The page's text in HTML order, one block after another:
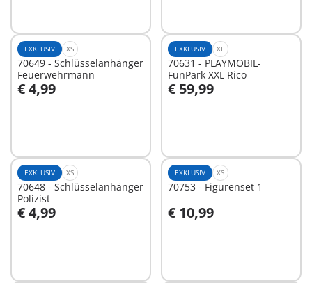
EXKLUSIV XS
70649 - Schlüsselanhänger
Feuerwehrmann
€ 4,99
In den Warenkorb
EXKLUSIV XL
70631 - PLAYMOBIL-
FunPark XXL Rico
€ 59,99
In den Warenkorb
EXKLUSIV XS
70648 - Schlüsselanhänger
Polizist
€ 4,99
In den Warenkorb
EXKLUSIV XS
70753 - Figurenset 1
€ 10,99